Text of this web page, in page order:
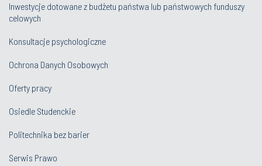
Inwestycje dotowane z budżetu państwa lub państwowych funduszy
celowych
Konsultacje psychologiczne
Ochrona Danych Osobowych
Oferty pracy
Osiedle Studenckie
Politechnika bez barier
Serwis Prawo